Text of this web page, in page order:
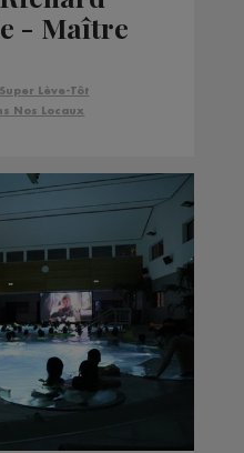
- Maître
Les 2
Lève-Tôt
Nos Locaux